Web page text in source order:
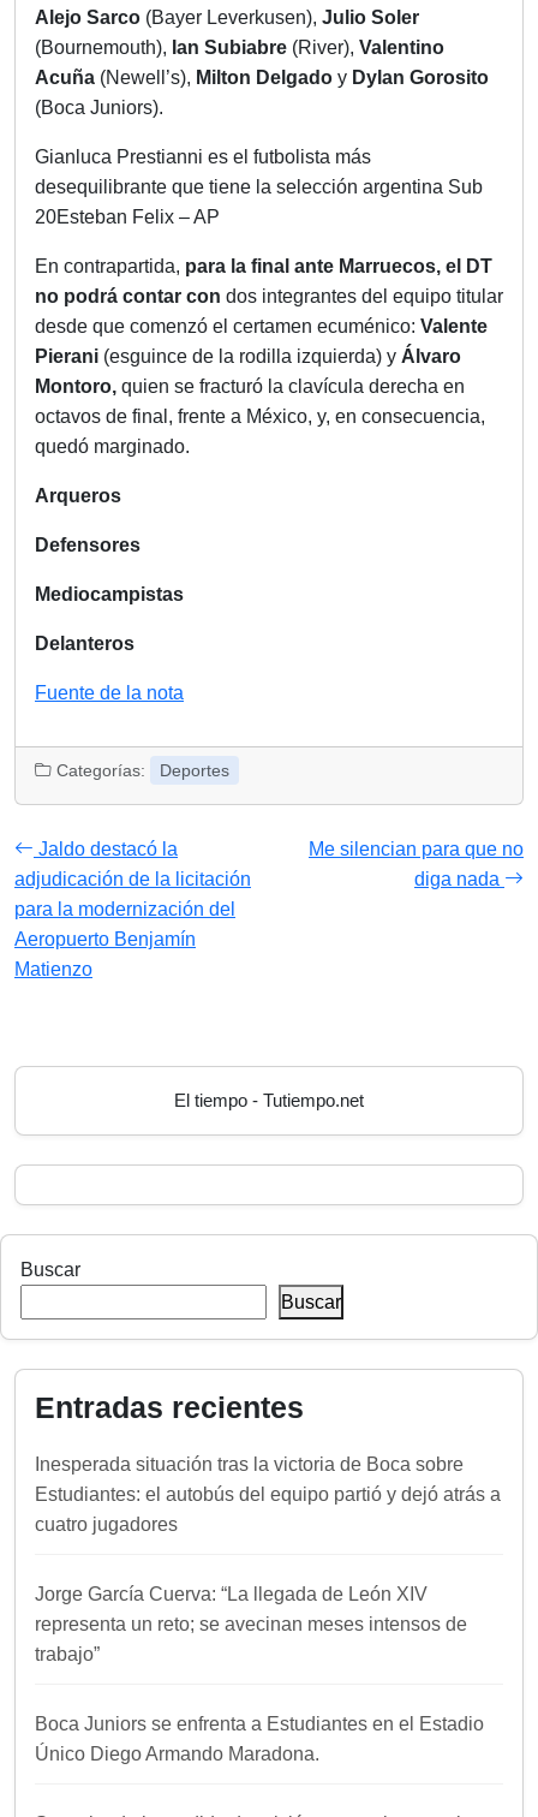
Alejo Sarco (Bayer Leverkusen), Julio Soler
(Bournemouth), Ian Subiabre (River), Valentino
Acuña (Newell’s), Milton Delgado y Dylan Gorosito
(Boca Juniors).
Gianluca Prestianni es el futbolista más
desequilibrante que tiene la selección argentina Sub
20Esteban Felix – AP
En contrapartida, para la final ante Marruecos, el DT
no podrá contar con dos integrantes del equipo titular
desde que comenzó el certamen ecuménico: Valente
Pierani (esguince de la rodilla izquierda) y Álvaro
Montoro, quien se fracturó la clavícula derecha en
octavos de final, frente a México, y, en consecuencia,
quedó marginado.
Arqueros
Defensores
Mediocampistas
Delanteros
Fuente de la nota
Categorías: Deportes
Jaldo destacó la
adjudicación de la licitación
para la modernización del
Aeropuerto Benjamín
Matienzo
Me silencian para que no
diga nada
El tiempo - Tutiempo.net
Buscar
Buscar
Entradas recientes
Inesperada situación tras la victoria de Boca sobre
Estudiantes: el autobús del equipo partió y dejó atrás a
cuatro jugadores
Jorge García Cuerva: “La llegada de León XIV
representa un reto; se avecinan meses intensos de
trabajo”
Boca Juniors se enfrenta a Estudiantes en el Estadio
Único Diego Armando Maradona.